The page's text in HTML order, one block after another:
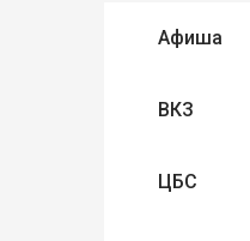
Афиша
ВКЗ
ЦБС